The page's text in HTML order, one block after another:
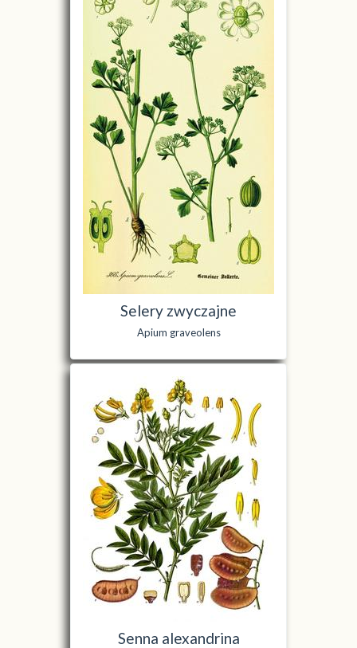
Selery zwyczajne
Apium graveolens
Senna alexandrina